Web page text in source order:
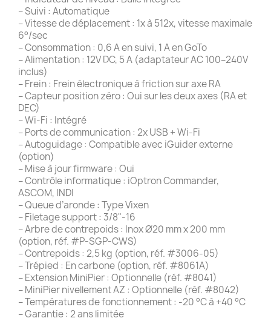
– Suivi : Automatique
– Vitesse de déplacement : 1x à 512x, vitesse maximale
6°/sec
– Consommation : 0,6 A en suivi, 1 A en GoTo
– Alimentation : 12V DC, 5 A (adaptateur AC 100–240V
inclus)
– Frein : Frein électronique à friction sur axe RA
– Capteur position zéro : Oui sur les deux axes (RA et
DEC)
– Wi-Fi : Intégré
– Ports de communication : 2x USB + Wi-Fi
– Autoguidage : Compatible avec iGuider externe
(option)
– Mise à jour firmware : Oui
– Contrôle informatique : iOptron Commander,
ASCOM, INDI
– Queue d’aronde : Type Vixen
– Filetage support : 3/8"-16
– Arbre de contrepoids : Inox Ø20 mm x 200 mm
(option, réf. #P-SGP-CWS)
– Contrepoids : 2,5 kg (option, réf. #3006-05)
– Trépied : En carbone (option, réf. #8061A)
– Extension MiniPier : Optionnelle (réf. #8041)
– MiniPier nivellement AZ : Optionnelle (réf. #8042)
– Températures de fonctionnement : -20 °C à +40 °C
– Garantie : 2 ans limitée